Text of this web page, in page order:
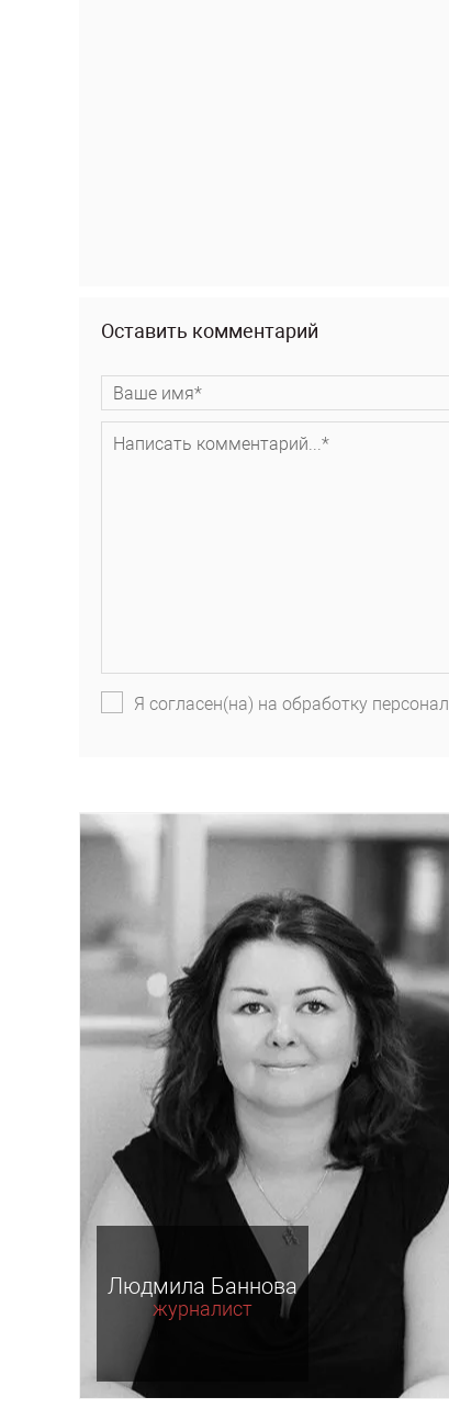
Оставить комментарий
Я согласен(на) на обработку
Людмила Баннова
журналист